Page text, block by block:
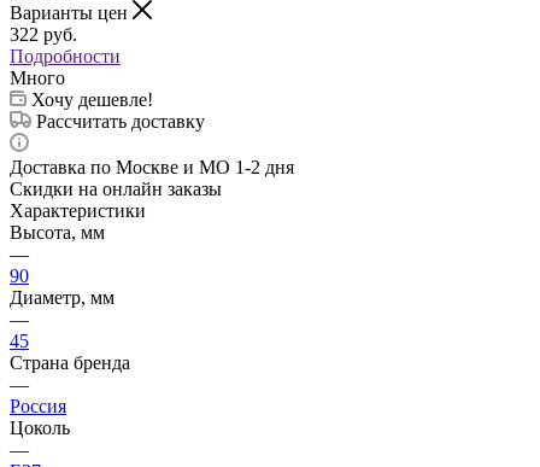
Варианты цен
322 руб.
Подробности
Много
Хочу дешевле!
Рассчитать доставку
Доставка по Москве и МО 1-2 дня
Скидки на онлайн заказы
Характеристики
Высота, мм
—
90
Диаметр, мм
—
45
Страна бренда
—
Россия
Цоколь
—